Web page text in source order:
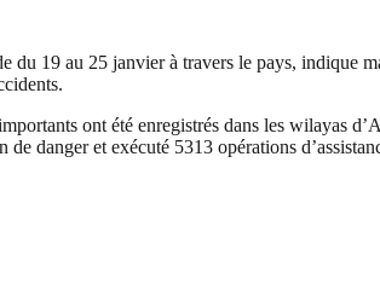
du 19 au 25 janvier à travers le pays, indique
ont été enregistrés dans les wilayas
danger et exécuté 5313 opérations